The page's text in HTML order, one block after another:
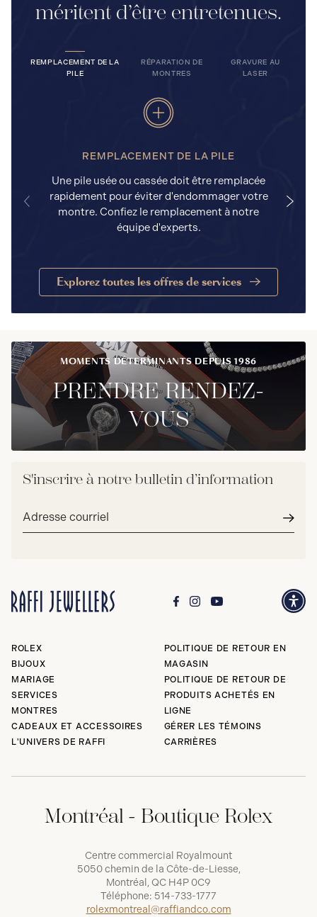
méritent d’être entretenues.
REMPLACEMENT DE LA
PILE
RÉPARATION DE
MONTRES
GRAVURE AU
LASER
REMPLACEMENT DE LA PILE
Une pile usée ou cassée doit être remplacée
rapidement pour éviter d'endommager votre
montre. Confiez le remplacement à notre
équipe d'experts.
Explorez toutes les offres de services
MOMENTS DÉTERMINANTS DEPUIS 1986
PRENDRE RENDEZ-
VOUS
S'inscrire à notre bulletin d’information
Adresse
ROLEX
BIJOUX
MARIAGE
SERVICES
MONTRES
CADEAUX ET ACCESSOIRES
L'UNIVERS DE RAFFI
POLITIQUE DE RETOUR EN
MAGASIN
POLITIQUE DE RETOUR DE
PRODUITS ACHETÉS EN
LIGNE
GÉRER LES TÉMOINS
CARRIÈRES
Montréal - Boutique Rolex
Centre commercial Royalmount
5050 chemin de la Côte-de-Liesse,
Montréal, QC H4P 0C9
Téléphone: 514-733-1777
rolexmontreal@raffiandco.com